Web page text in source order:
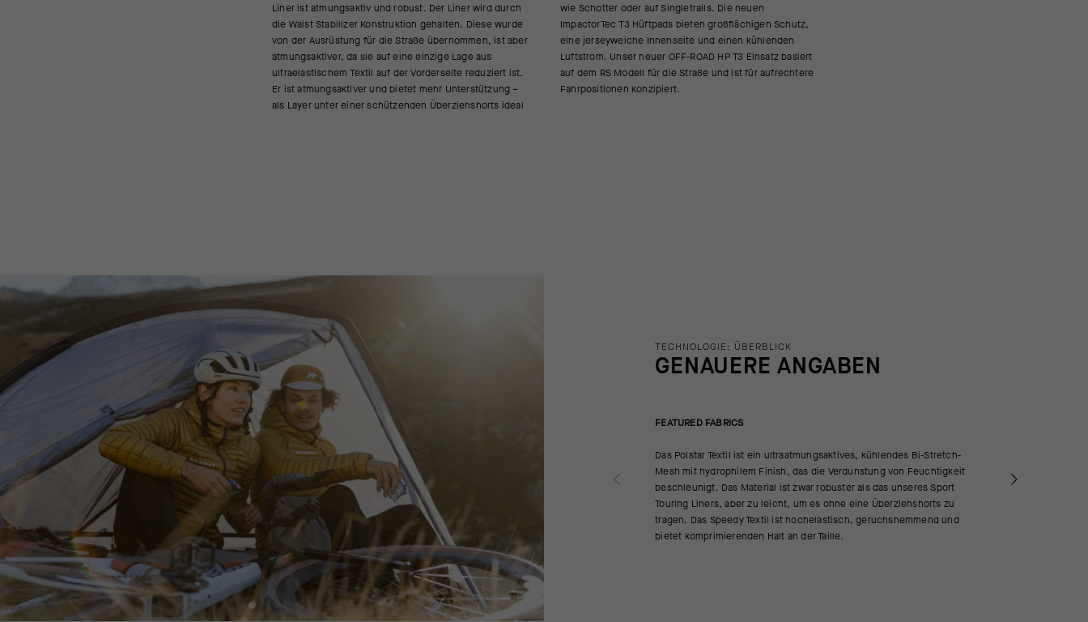
Liner ist atmungsaktiv und robust. Der Liner wird durch
die Waist Stabilizer Konstruktion gehalten. Diese wurde
von der Ausrüstung für die Straße übernommen, ist aber
atmungsaktiver, da sie auf eine einzige Lage aus
ultraelastischem Textil auf der Vorderseite reduziert ist.
Er ist atmungsaktiver und bietet mehr Unterstützung –
als Layer unter einer schützenden Überziehshorts ideal
wie Schotter oder auf Singletrails. Die neuen
ImpactorTec T3 Hüftpads bieten großflächigen Schutz,
eine jerseyweiche Innenseite und einen kühlenden
Luftstrom. Unser neuer OFF-ROAD HP T3 Einsatz basiert
auf dem RS Modell für die Straße und ist für aufrechtere
Fahrpositionen konzipiert.
TECHNOLOGIE: ÜBERBLICK
GENAUERE ANGABEN
FEATURED FABRICS
Das Polstar Textil ist ein ultraatmungsaktives, kühlendes Bi-Stretch-
Mesh mit hydrophilem Finish, das die Verdunstung von Feuchtigkeit
beschleunigt. Das Material ist zwar robuster als das unseres Sport
Touring Liners, aber zu leicht, um es ohne eine Überziehshorts zu
tragen. Das Speedy Textil ist hochelastisch, geruchshemmend und
bietet komprimierenden Halt an der Taille.